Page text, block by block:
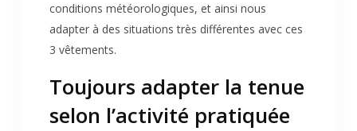
conditions météorologiques, et ainsi nous
adapter à des situations très différentes avec ces
3 vêtements.
Toujours adapter la tenue
selon l’activité pratiquée